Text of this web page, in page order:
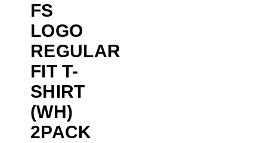
FS
LOGO
REGULAR
FIT T-
SHIRT
(WH)
2PACK